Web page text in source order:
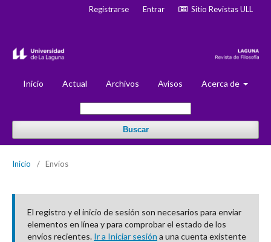
Inicio Actual Archivos Avisos Acerca de
Buscar
Registrarse Entrar Sitio Revistas ULL
Inicio / Envíos
El registro y el inicio de sesión son necesarios para enviar
elementos en línea y para comprobar el estado de los
envíos recientes. Ir a Iniciar sesión a una cuenta existente